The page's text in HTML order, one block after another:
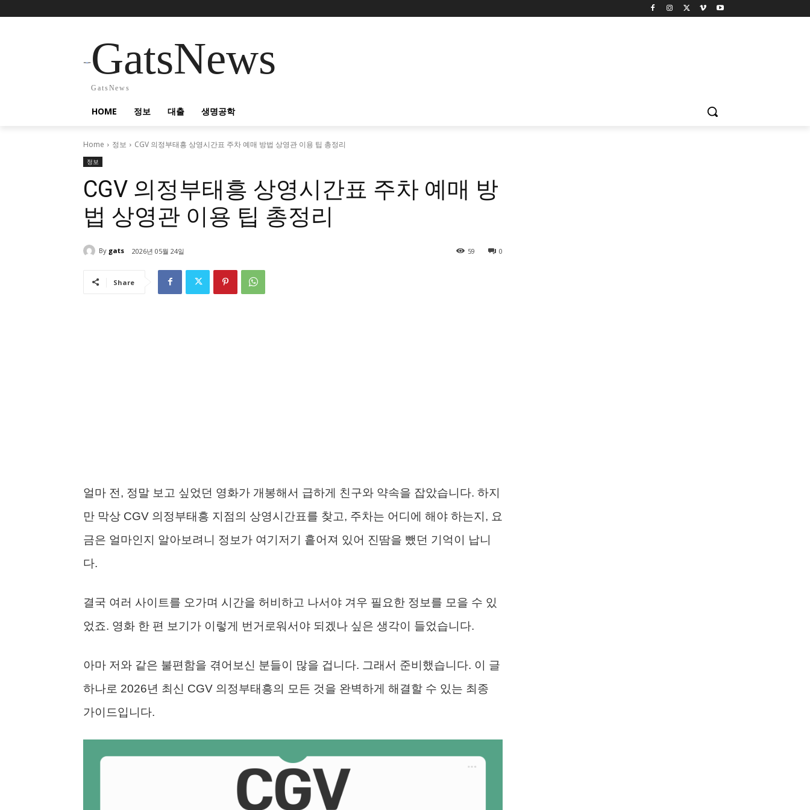
GatsNews
GatsNews
HOME 정보 대출 생명공학
Home 정보 CGV 의정부태흥 상영시간표 주차 예매 방법 상영관 이용 팁 총정리
정보
CGV 의정부태흥 상영시간표 주차 예매 방
법 상영관 이용 팁 총정리
By gats 2026년 05월 24일 0
59
Share
얼마 전, 정말 보고 싶었던 영화가 개봉해서 급하게 친구와 약속을 잡았습니다. 하지
만 막상 CGV 의정부태흥 지점의 상영시간표를 찾고, 주차는 어디에 해야 하는지, 요
금은 얼마인지 알아보려니 정보가 여기저기 흩어져 있어 진땀을 뺐던 기억이 납니
다.
결국 여러 사이트를 오가며 시간을 허비하고 나서야 겨우 필요한 정보를 모을 수 있
었죠. 영화 한 편 보기가 이렇게 번거로워서야 되겠나 싶은 생각이 들었습니다.
아마 저와 같은 불편함을 겪어보신 분들이 많을 겁니다. 그래서 준비했습니다. 이 글
하나로 2026년 최신 CGV 의정부태흥의 모든 것을 완벽하게 해결할 수 있는 최종
가이드입니다.